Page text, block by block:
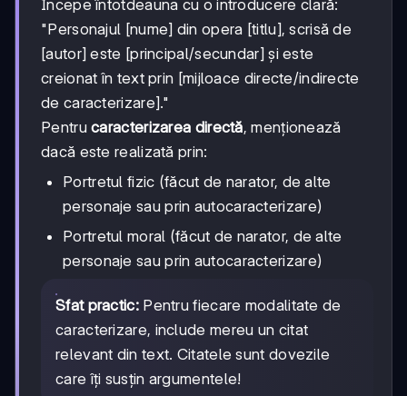
Începe întotdeauna cu o introducere clară:
"Personajul [nume] din opera [titlu], scrisă de
[autor] este [principal/secundar] și este
creionat în text prin [mijloace directe/indirecte
de caracterizare]."
Pentrucaracterizarea directă, menționează
dacă este realizată prin:
Portretul fizic (făcut de narator, de alte
personaje sau prin autocaracterizare)
Portretul moral (făcut de narator, de alte
personaje sau prin autocaracterizare)
Sfat practic:Pentru fiecare modalitate de
caracterizare, include mereu un citat
relevant din text. Citatele sunt dovezile
care îți susțin argumentele!